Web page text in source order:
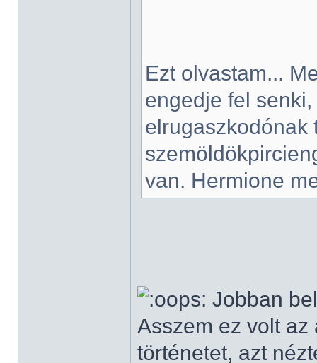
Ezt olvastam...
engedje fel
elrugaszkodónak
van. Hermione
Jobban
Asszem ez volt
történetet, azt